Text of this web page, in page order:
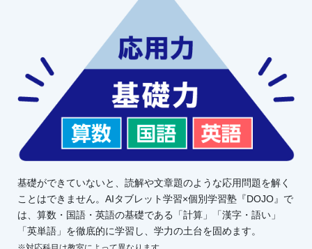
基礎ができていないと、読解や文章題のような応用問題を解く
ことはできません。AIタブレット学習×個別学習塾『DOJO』で
は、算数・国語・英語の基礎である「計算」「漢字・語い」
「英単語」を徹底的に学習し、学力の土台を固めます。